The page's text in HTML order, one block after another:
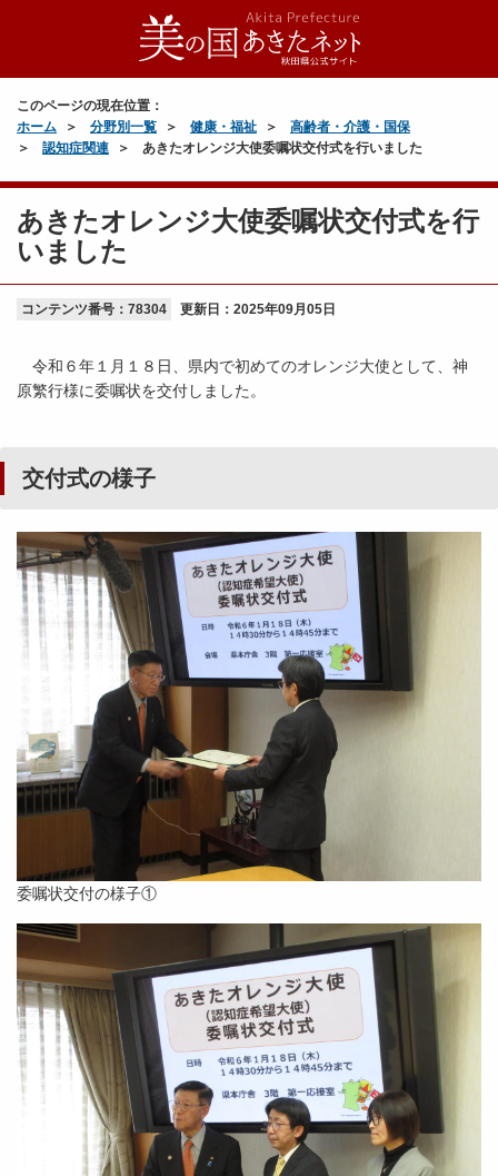
このページの現在位置：
ホーム
分野別一覧 健康・福祉
高齢者・介護・国保
認知症関連
あきたオレンジ大使委嘱状交付式を行いました
あきたオレンジ大使委嘱状交付式を行
いました
コンテンツ番号：78304 更新日： 2025年09月05日
令和６年１月１８日、県内で初めてのオレンジ大使として、神
原繁行様に委嘱状を交付しました。
交付式の様子
委嘱状交付の様子①